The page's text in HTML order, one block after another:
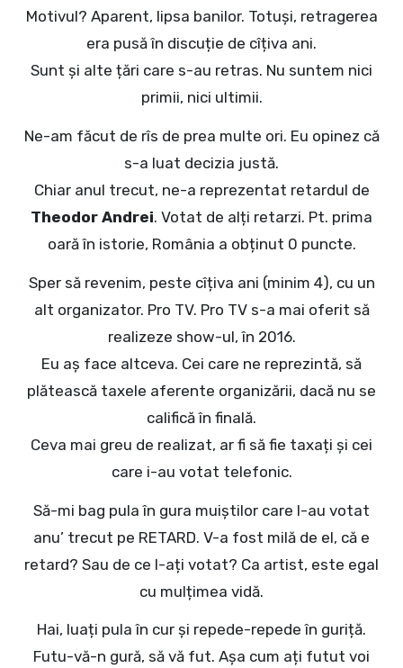
Motivul? Aparent, lipsa banilor. Totuși, retragerea
era pusă în discuție de cîțiva ani.
Sunt și alte țări care s-au retras. Nu suntem nici
primii, nici ultimii.
Ne-am făcut de rîs de prea multe ori. Eu opinez că
s-a luat decizia justă.
Chiar anul trecut, ne-a reprezentat retardul de
Theodor Andrei. Votat de alți retarzi. Pt. prima
oară în istorie, România a obținut 0 puncte.
Sper să revenim, peste cîțiva ani (minim 4), cu un
alt organizator. Pro TV. Pro TV s-a mai oferit să
realizeze show-ul, în 2016.
Eu aș face altceva. Cei care ne reprezintă, să
plătească taxele aferente organizării, dacă nu se
califică în finală.
Ceva mai greu de realizat, ar fi să fie taxați și cei
care i-au votat telefonic.
Să-mi bag pula în gura muiștilor care l-au votat
anu’ trecut pe RETARD. V-a fost milă de el, că e
retard? Sau de ce l-ați votat? Ca artist, este egal
cu mulțimea vidă.
Hai, luați pula în cur și repede-repede în guriță.
Futu-vă-n gură, să vă fut. Așa cum ați futut voi